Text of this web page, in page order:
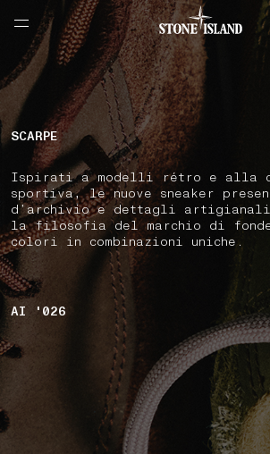
NAVIGATION.ARIA.GOTOMAINCONTENT
LABEL.SHOPPINGCOUNTRY SVIZZERA
SCARPE
Ispirati a modelli rétro e alla
sportiva, le nuove sneaker
d’archivio e dettagli artigianali
la filosofia del marchio di
colori in combinazioni uniche.
AI '026